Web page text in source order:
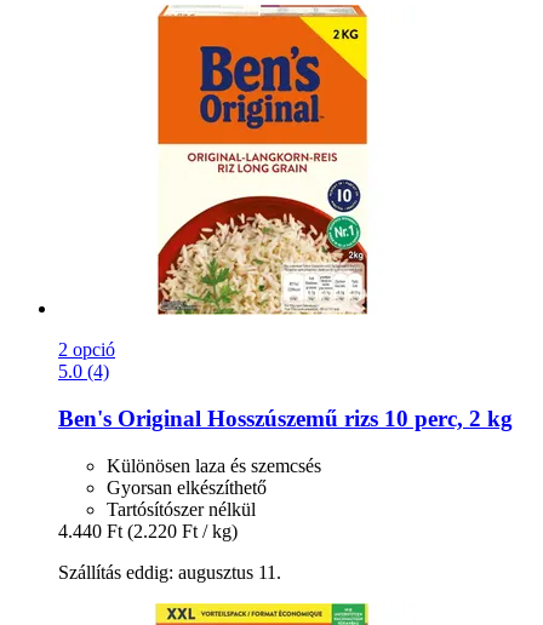
2 opció
5.0 (4)
Ben's Original Hosszúszemű rizs 10 perc, 2 kg
Különösen laza és szemcsés
Gyorsan elkészíthető
Tartósítószer nélkül
4.440 Ft (2.220 Ft / kg)
Szállítás eddig: augusztus 11.